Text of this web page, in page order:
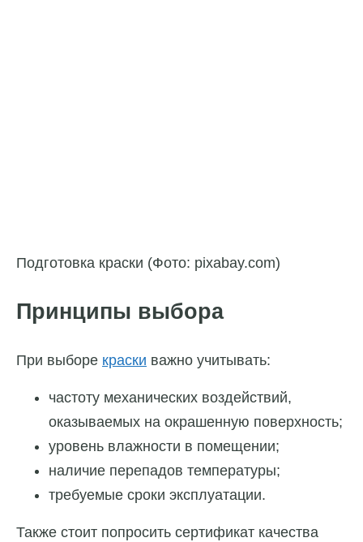
Подготовка краски (Фото: pixabay.com)
Принципы выбора
При выборе краски важно учитывать:
частоту механических воздействий,
оказываемых на окрашенную поверхность;
уровень влажности в помещении;
наличие перепадов температуры;
требуемые сроки эксплуатации.
Также стоит попросить сертификат качества